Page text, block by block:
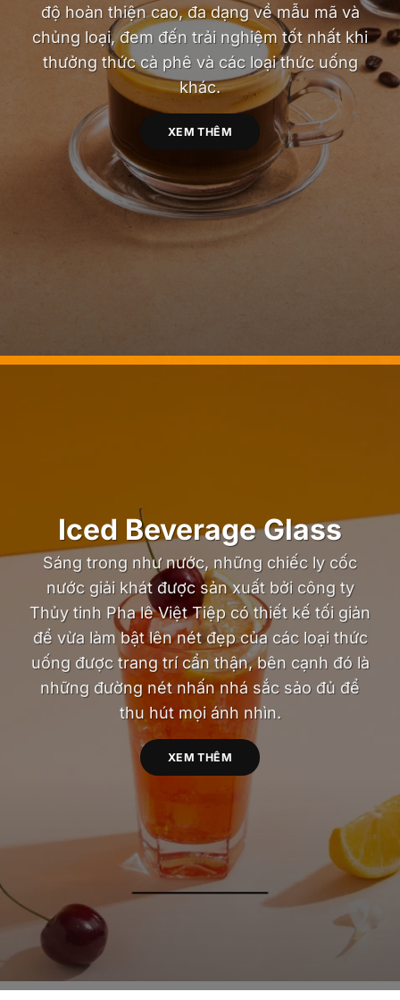
độ hoàn thiện cao, đa dạng về mẫu mã và
chủng loại, đem đến trải nghiệm tốt nhất khi
thưởng thức cà phê và các loại thức uống
khác.
XEM THÊM
Iced Beverage Glass
Sáng trong như nước, những chiếc ly cốc
nước giải khát được sản xuất bởi công ty
Thủy tinh Pha lê Việt Tiệp có thiết kế tối giản
để vừa làm bật lên nét đẹp của các loại thức
uống được trang trí cẩn thận, bên cạnh đó là
những đường nét nhấn nhá sắc sảo đủ để
thu hút mọi ánh nhìn.
XEM THÊM